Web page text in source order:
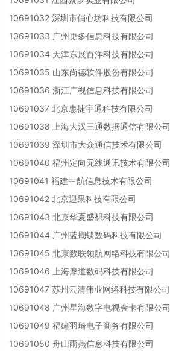
10691032 深圳市俏心坊科技有限公司
10691033 广州更多信息科技有限公司
10691034 天津东展百洋科技有限公司
10691035 山东尚德软件股份有限公司
10691036 浙江广视信息科技有限公司
10691037 北京惠捷宇通科技有限公司
10691038 上海大汉三通数据通信有限公司
10691039 深圳市大众通信技术有限公司
10691040 福州定向无线通讯技术有限公司
10691041 福建中航信息技术有限公司
10691042 北京迎果科技有限公司
10691043 北京华夏盛想科技有限公司
10691044 广州蓝蝴蝶数码科技有限公司
10691045 北京数联领航网络科技有限公司
10691046 上海摩道数码科技有限公司
10691047 苏州云清伟业网络科技有限公司
10691048 广州星海数字电视金卡有限公司
10691049 福建羽琦电子商务有限公司
10691050 舟山雨燕信息科技有限公司